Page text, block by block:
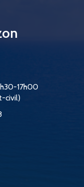
17h00
civil)